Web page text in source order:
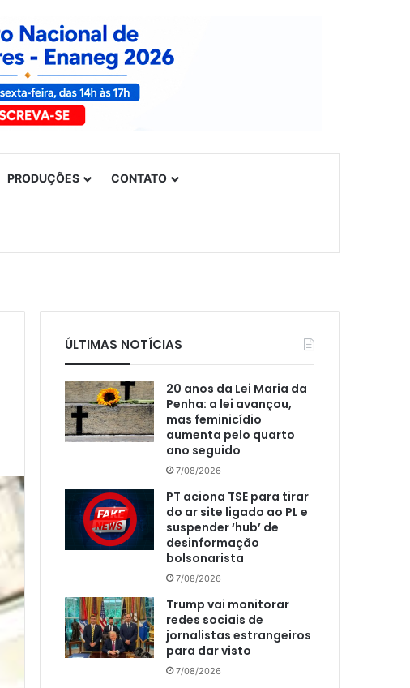
PRODUÇÕES CONTATO
ÚLTIMAS NOTÍCIAS
20 anos da Lei Maria da
Penha: a lei avançou,
mas feminicídio
aumenta pelo quarto
ano seguido
7/08/2026
PT aciona TSE para tirar
do ar site ligado ao PL e
suspender ‘hub’ de
desinformação
bolsonarista
7/08/2026
Trump vai monitorar
redes sociais de
jornalistas estrangeiros
para dar visto
7/08/2026